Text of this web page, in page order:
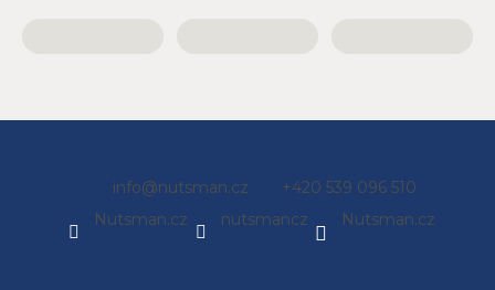
info@nutsman.cz
+420 539 096 510
Nutsman.cz
nutsmancz Nutsman.cz